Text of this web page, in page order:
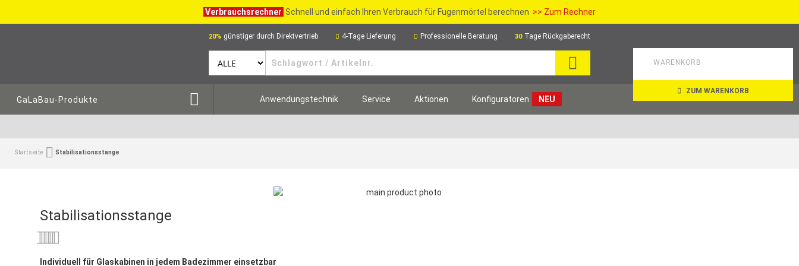
Verbrauchsrechner Schnell und einfach Ihren Verbrauch für Fugenmörtel berechnen >> Zum Rechner
20% günstiger durch Direktvertrieb 4-Tage Lieferung Professionelle Beratung 30 Tage Rückgaberecht
WARENKORB
ZUM WARENKORB
GaLaBau-Produkte Anwendungstechnik Service Aktionen Konfiguratoren NEU
Startseite Stabilisationsstange
Stabilisationsstange
Individuell für Glaskabinen in jedem Badezimmer einsetzbar